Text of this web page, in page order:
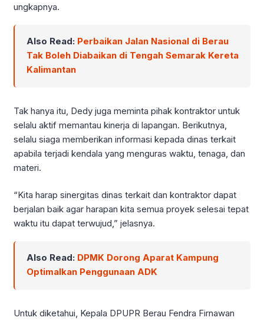
ungkapnya.
Also Read: Perbaikan Jalan Nasional di Berau
Tak Boleh Diabaikan di Tengah Semarak Kereta
Kalimantan
Tak hanya itu, Dedy juga meminta pihak kontraktor untuk
selalu aktif memantau kinerja di lapangan. Berikutnya,
selalu siaga memberikan informasi kepada dinas terkait
apabila terjadi kendala yang menguras waktu, tenaga, dan
materi.
“Kita harap sinergitas dinas terkait dan kontraktor dapat
berjalan baik agar harapan kita semua proyek selesai tepat
waktu itu dapat terwujud,” jelasnya.
Also Read: DPMK Dorong Aparat Kampung
Optimalkan Penggunaan ADK
Untuk diketahui, Kepala DPUPR Berau Fendra Firnawan